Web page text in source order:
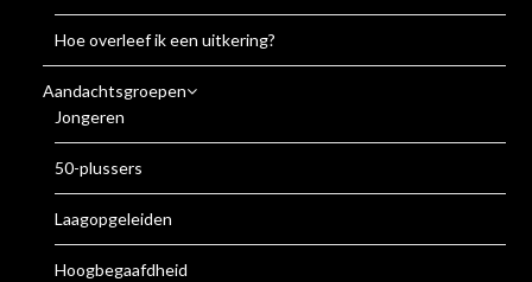
Hoe overleef ik een uitkering?
Aandachtsgroepen
Jongeren
50-plussers
Laagopgeleiden
Hoogbegaafdheid